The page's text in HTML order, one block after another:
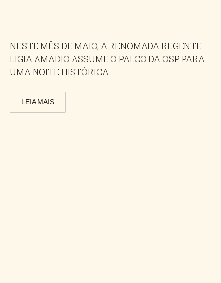
NESTE MÊS DE MAIO, A RENOMADA REGENTE
LIGIA AMADIO ASSUME O PALCO DA OSP PARA
UMA NOITE HISTÓRICA
LEIA MAIS